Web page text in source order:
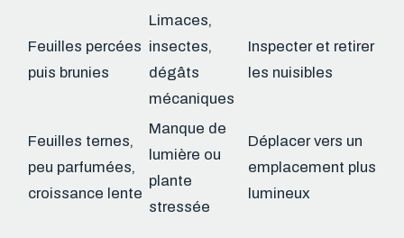
Feuilles percées
puis brunies
Limaces,
insectes,
dégâts
mécaniques
Inspecter et retirer
les nuisibles
Feuilles ternes,
peu parfumées,
croissance lente
Manque de
lumière ou
plante
stressée
Déplacer vers un
emplacement plus
lumineux